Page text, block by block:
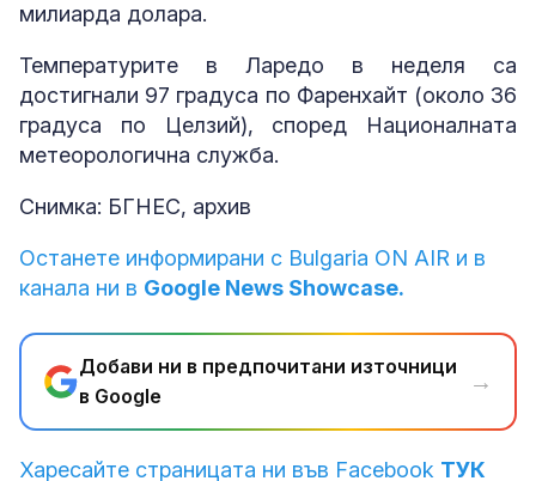
милиарда долара.
Температурите в Ларедо в неделя са
достигнали 97 градуса по Фаренхайт (около 36
градуса по Целзий), според Националната
метеорологична служба.
Снимка: БГНЕС, архив
Останете информирани с Bulgaria ON AIR и в
канала ни в Google News Showcase.
Добави ни в предпочитани източници
в Google
→
Харесайте страницата ни във Facebook ТУК